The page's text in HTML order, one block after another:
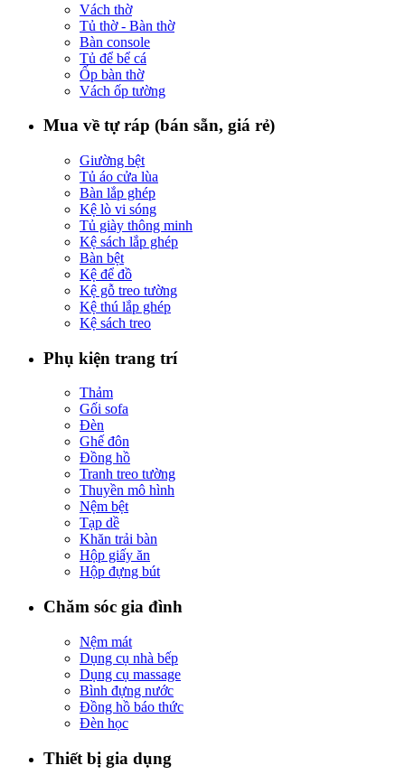
Vách thờ
Tủ thờ - Bàn thờ
Bàn console
Tủ để bể cá
Ốp bàn thờ
Vách ốp tường
Mua về tự ráp (bán sẵn, giá rẻ)
Giường bệt
Tủ áo cửa lùa
Bàn lắp ghép
Kệ lò vi sóng
Tủ giày thông minh
Kệ sách lắp ghép
Bàn bệt
Kệ để đồ
Kệ gỗ treo tường
Kệ thú lắp ghép
Kệ sách treo
Phụ kiện trang trí
Thảm
Gối sofa
Đèn
Ghế đôn
Đồng hồ
Tranh treo tường
Thuyền mô hình
Nệm bệt
Tạp dề
Khăn trải bàn
Hộp giấy ăn
Hộp đựng bút
Chăm sóc gia đình
Nệm mát
Dụng cụ nhà bếp
Dụng cụ massage
Bình đựng nước
Đồng hồ báo thức
Đèn học
Thiết bị gia dụng